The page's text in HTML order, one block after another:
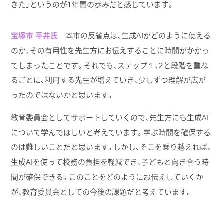
きた」というのが1年間の歩みだと感じています。
宝塚市 平井氏 本市の反省点は、生成AIがどのように使える
のか、その有用性を先生方にお伝えすることに時間がかかっ
てしまったことです。それでも、ステップ１、2と段階を重ね
るごとに、利用する先生が増えていき、少しずつ理解が広が
ったのではないかと思います。
教育委員会としてサポートしていくので、先生方にも生成AI
について学んでほしいと考えています。学ぶ時間を確保する
のは難しいことだと思います。しかし、そこを乗り越えれば、
生成AIを使って校務の負担を軽減でき、子どもと向き合う時
間が確保できる。このことをどのようにお伝えしていくか
が、教育委員会としての今後の課題だと考えています。